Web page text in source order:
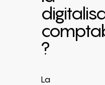
?
La